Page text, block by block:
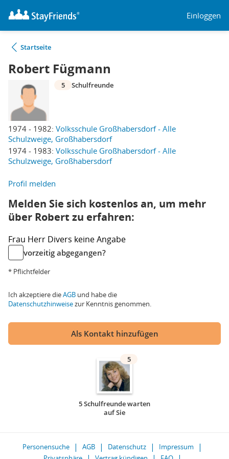
Einloggen
Startseite
Robert Fügmann
1974 - 1982: Volksschule Großhabersdorf - Alle
Schulzweige, Großhabersdorf
1974 - 1983: Volksschule Großhabersdorf - Alle
Schulzweige, Großhabersdorf
5 Schulfreunde
Profil melden
Melden Sie sich kostenlos an, um mehr
über Robert zu erfahren:
Frau Herr Divers keine Angabe
vorzeitig abgegangen?
* Pflichtfelder
Ich akzeptiere dieAGB und habe die
Datenschutzhinweisezur Kenntnis genommen.
Als Kontakt hinzufügen
5
5 Schulfreunde warten
auf Sie
Personensuche AGB Datenschutz
Impressum